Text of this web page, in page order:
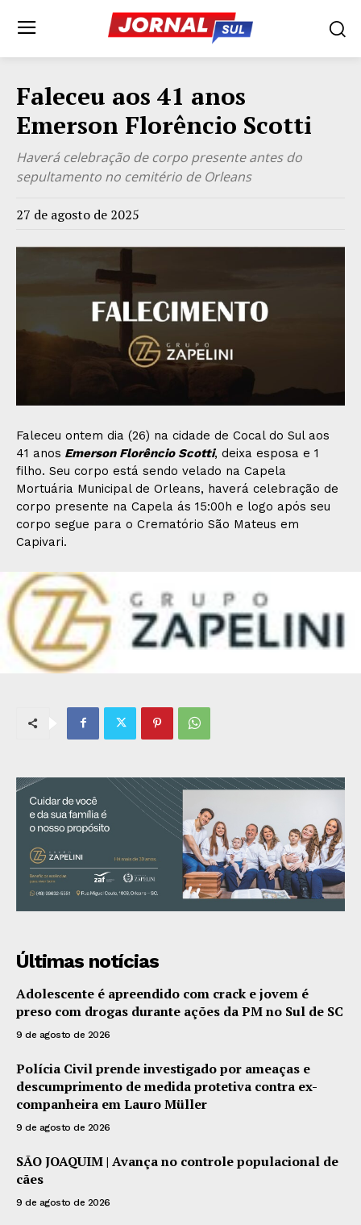
Faleceu aos 41 anos
Emerson Florêncio Scotti
Haverá celebração de corpo presente antes do
sepultamento no cemitério de Orleans
27 de agosto de 2025
Faleceu ontem dia (26) na cidade de Cocal do Sul aos
41 anos Emerson Florêncio Scotti, deixa esposa e 1
filho. Seu corpo está sendo velado na Capela
Mortuária Municipal de Orleans, haverá celebração de
corpo presente na Capela ás 15:00h e logo após seu
corpo segue para o Crematório São Mateus em
Capivari.
Últimas notícias
Adolescente é apreendido com crack e jovem é
preso com drogas durante ações da PM no Sul de SC
9 de agosto de 2026
Polícia Civil prende investigado por ameaças e
descumprimento de medida protetiva contra ex-
companheira em Lauro Müller
9 de agosto de 2026
SÃO JOAQUIM | Avança no controle populacional de
cães
9 de agosto de 2026